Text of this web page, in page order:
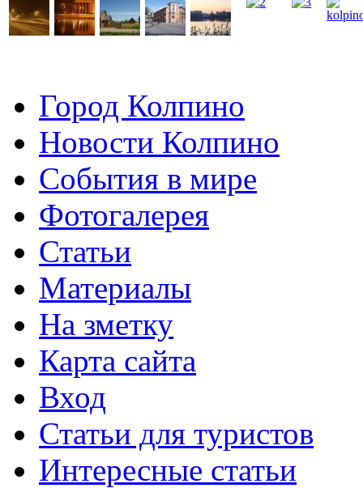
Город Колпино
Новости Колпино
События в мире
Фотогалерея
Статьи
Материалы
На зметку
Карта сайта
Вход
Статьи для туристов
Интересные статьи